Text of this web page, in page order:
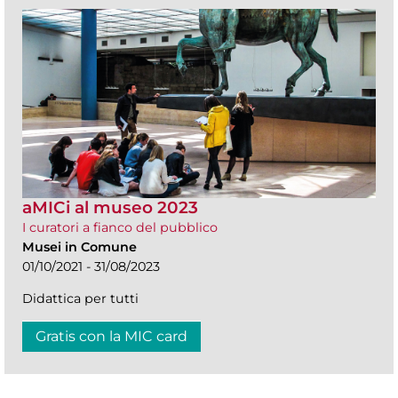
aMICi al museo 2023
I curatori a fianco del pubblico
Musei in Comune
01/10/2021 - 31/08/2023
Didattica per tutti
Gratis con la MIC card